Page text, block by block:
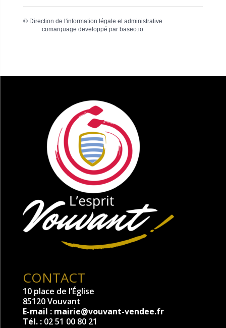
© Direction de l'information légale et administrative
comarquage developpé par baseo.io
CONTACT
10 place de l’Église
85120 Vouvant
E-mail : mairie@vouvant-vendee.fr
Tél. : 02 51 00 80 21